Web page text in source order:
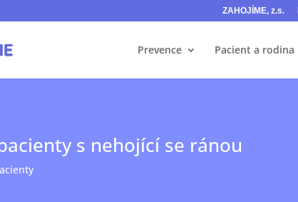
ZAHOJÍME, z.s.
Prevence Pacient a rodina
s nehojící se ránou